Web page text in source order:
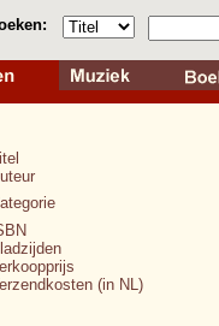
(in NL)